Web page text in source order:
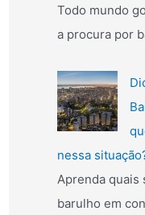
Todo mundo
a procura por
nessa
Aprenda quais
barulho em